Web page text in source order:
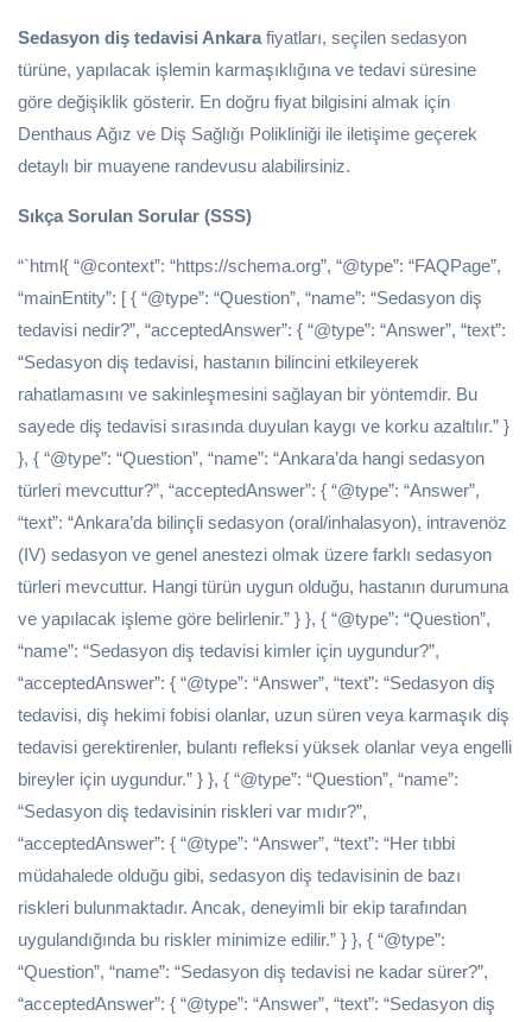
Sedasyon diş tedavisi Ankara fiyatları, seçilen sedasyon
türüne, yapılacak işlemin karmaşıklığına ve tedavi süresine
göre değişiklik gösterir. En doğru fiyat bilgisini almak için
Denthaus Ağız ve Diş Sağlığı Polikliniği ile iletişime geçerek
detaylı bir muayene randevusu alabilirsiniz.
Sıkça Sorulan Sorular (SSS)
“`html{ “@context”: “https://schema.org”, “@type”: “FAQPage”,
“mainEntity”: [ { “@type”: “Question”, “name”: “Sedasyon diş
tedavisi nedir?”, “acceptedAnswer”: { “@type”: “Answer”, “text”:
“Sedasyon diş tedavisi, hastanın bilincini etkileyerek
rahatlamasını ve sakinleşmesini sağlayan bir yöntemdir. Bu
sayede diş tedavisi sırasında duyulan kaygı ve korku azaltılır.” }
}, { “@type”: “Question”, “name”: “Ankara’da hangi sedasyon
türleri mevcuttur?”, “acceptedAnswer”: { “@type”: “Answer”,
“text”: “Ankara’da bilinçli sedasyon (oral/inhalasyon), intravenöz
(IV) sedasyon ve genel anestezi olmak üzere farklı sedasyon
türleri mevcuttur. Hangi türün uygun olduğu, hastanın durumuna
ve yapılacak işleme göre belirlenir.” } }, { “@type”: “Question”,
“name”: “Sedasyon diş tedavisi kimler için uygundur?”,
“acceptedAnswer”: { “@type”: “Answer”, “text”: “Sedasyon diş
tedavisi, diş hekimi fobisi olanlar, uzun süren veya karmaşık diş
tedavisi gerektirenler, bulantı refleksi yüksek olanlar veya engelli
bireyler için uygundur.” } }, { “@type”: “Question”, “name”:
“Sedasyon diş tedavisinin riskleri var mıdır?”,
“acceptedAnswer”: { “@type”: “Answer”, “text”: “Her tıbbi
müdahalede olduğu gibi, sedasyon diş tedavisinin de bazı
riskleri bulunmaktadır. Ancak, deneyimli bir ekip tarafından
uygulandığında bu riskler minimize edilir.” } }, { “@type”:
“Question”, “name”: “Sedasyon diş tedavisi ne kadar sürer?”,
“acceptedAnswer”: { “@type”: “Answer”, “text”: “Sedasyon diş